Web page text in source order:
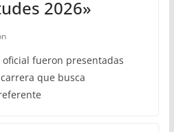
2026»
fueron presentadas
que busca